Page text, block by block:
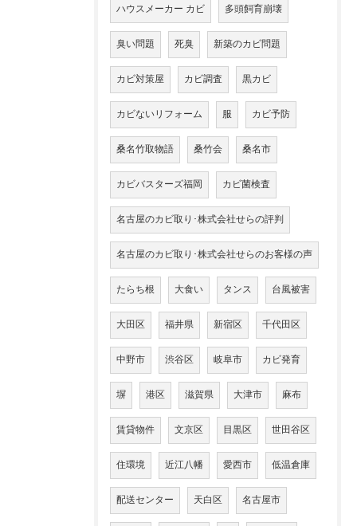
ハウスメーカー カビ 多頭飼育崩壊
臭い問題 死臭 新築のカビ問題
カビ対策屋 カビ調査 黒カビ
カビないリフォーム 服 カビ予防
桑名竹取物語 桑竹会 桑名市
カビバスターズ福岡 カビ菌検査
名古屋のカビ取り･株式会社せらの評判
名古屋のカビ取り･株式会社せらのお客様の声
たらち根 大食い タンス 台風被害
大田区 福井県 新宿区 千代田区
中野市 渋谷区 岐阜市 カビ発育
塀 港区 滋賀県 大津市 麻布
賃貸物件 文京区 目黒区 世田谷区
住環境 近江八幡 愛西市 低温倉庫
配送センター 天白区 名古屋市